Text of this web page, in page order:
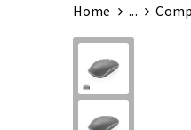
Home ...